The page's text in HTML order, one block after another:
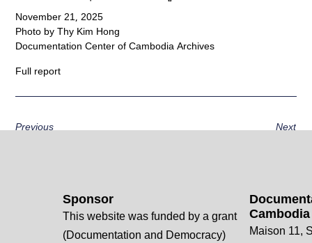
November 21, 2025
Photo by Thy Kim Hong
Documentation Center of Cambodia Archives
Full report
Previous Next
Cambodia
Maison 11,
Sponsor
This website was funded by a grant
(Documentation and Democracy)